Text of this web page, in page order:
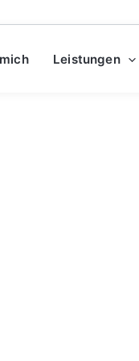
Leistungen